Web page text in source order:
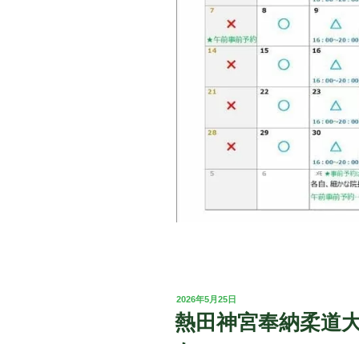
投
稿
日:
2026年5月25日
熱田神宮奉納柔道